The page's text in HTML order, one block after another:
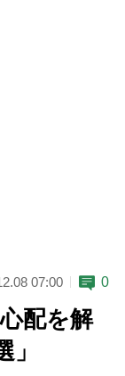
07:00 0
配を解